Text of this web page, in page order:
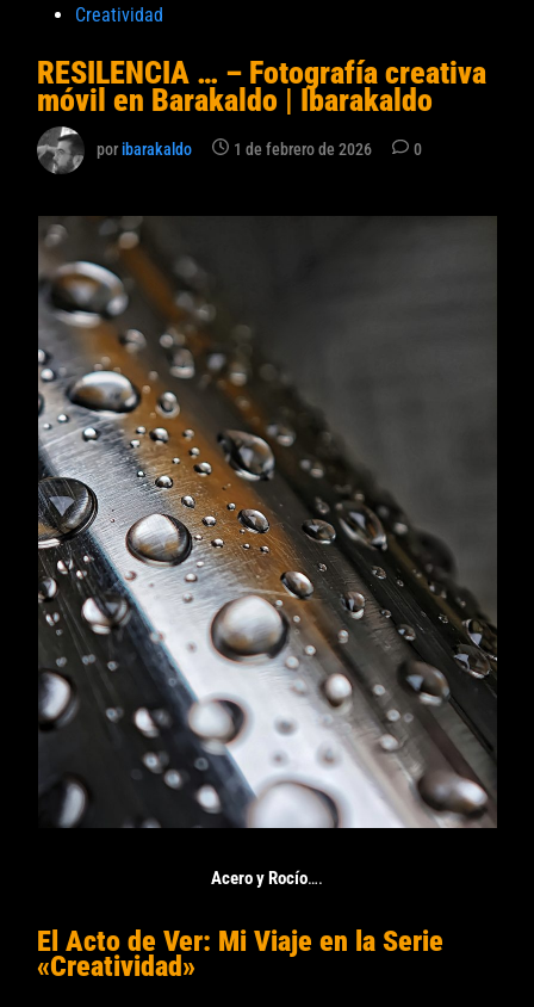
Publicado
Creatividad
RESILENCIA … – Fotografía creativa
móvil en Barakaldo | Ibarakaldo
poribarakaldo 1 de febrero de 2026 0
Acero y Rocío….
El Acto de Ver: Mi Viaje en la Serie
«Creatividad»